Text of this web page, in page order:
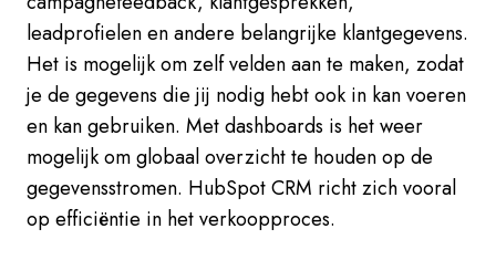
leadprofielen en andere belangrijke klantgegevens.
Het is mogelijk om zelf velden aan te maken, zodat
je de gegevens die jij nodig hebt ook in kan voeren
en kan gebruiken. Met dashboards is het weer
mogelijk om globaal overzicht te houden op de
gegevensstromen. HubSpot CRM richt zich vooral
op efficiëntie in het verkoopproces.